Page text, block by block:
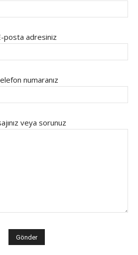
posta adresiniz
numaranız
veya sorunuz